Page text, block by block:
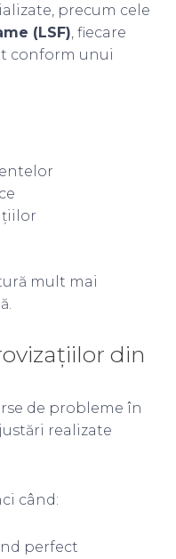
precum cele
(LSF), fiecare
conform unui
mult mai
din
de probleme în
realizate
când:
perfect